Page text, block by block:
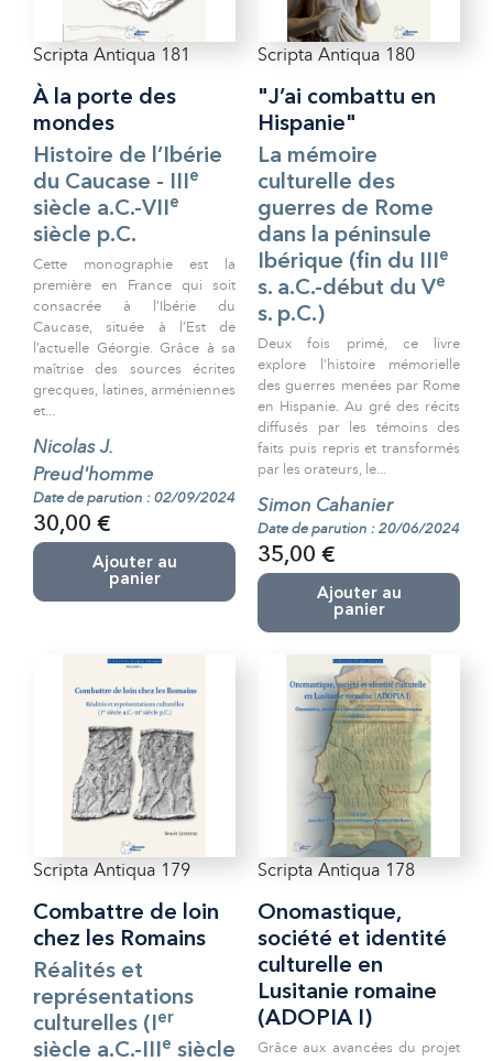
Scripta Antiqua 181
À la porte des
mondes
Histoire de l’Ibérie
du Caucase - IIIe
siècle a.C.-VIIe
siècle p.C.
Cette monographie est la
première en France qui soit
consacrée à l’Ibérie du
Caucase, située à l’Est de
l’actuelle Géorgie. Grâce à sa
maîtrise des sources écrites
grecques, latines, arméniennes
et...
Nicolas J.
Preud'homme
Date de parution : 02/09/2024
30,00 €
Ajouter au
panier
Scripta Antiqua 180
"J’ai combattu en
Hispanie"
La mémoire
culturelle des
guerres de Rome
dans la péninsule
Ibérique (fin du IIIe
s. a.C.-début du Ve
s. p.C.)
Deux fois primé, ce livre
explore l’histoire mémorielle
des guerres menées par Rome
en Hispanie. Au gré des récits
diffusés par les témoins des
faits puis repris et transformés
par les orateurs, le...
Simon Cahanier
Date de parution : 20/06/2024
35,00 €
Ajouter au
panier
Scripta Antiqua 179
Combattre de loin
chez les Romains
Réalités et
représentations
culturelles (Ier
siècle a.C.-IIIe siècle
Scripta Antiqua 178
Onomastique,
société et identité
culturelle en
Lusitanie romaine
(ADOPIA I)
Grâce aux avancées du projet